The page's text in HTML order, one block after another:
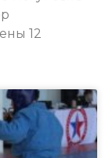
12